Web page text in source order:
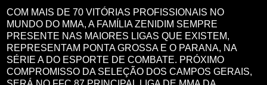
COM MAIS DE 70 VITÓRIAS PROFISSIONAIS NO
MUNDO DO MMA, A FAMÍLIA ZENIDIM SEMPRE
PRESENTE NAS MAIORES LIGAS QUE EXISTEM,
REPRESENTAM PONTA GROSSA E O PARANA, NA
SÉRIE A DO ESPORTE DE COMBATE. PRÓXIMO
COMPROMISSO DA SELEÇÃO DOS CAMPOS GERAIS,